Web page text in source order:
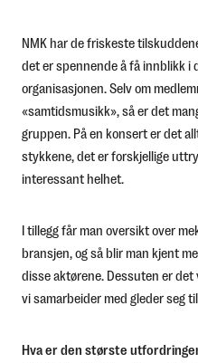
NMK har de friskeste
det er spennende å få innblikk i
organisasjonen. Selv om
«samtidsmusikk», så er det
gruppen. På en konsert er det
stykkene, det er forskjellige
interessant helhet.
I tillegg får man oversikt over
bransjen, og så blir man kjent
disse aktørene. Dessuten er det
vi samarbeider med gleder seg
Hva er den største